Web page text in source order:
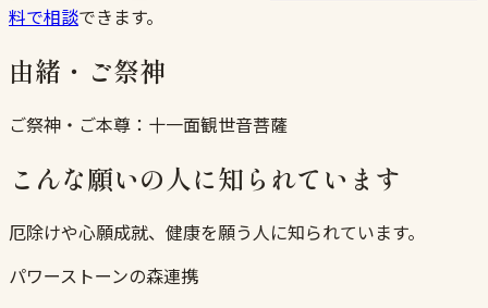
料で相談できます。
由緒・ご祭神
ご祭神・ご本尊： 十一面観世音菩薩
こんな願いの人に知られています
厄除けや心願成就、健康を願う人に知られています。
パワーストーンの森連携